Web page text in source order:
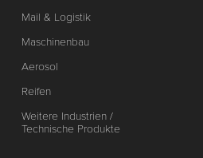
Mail & Logistik
Maschinenbau
Aerosol
Reifen
Weitere Industrien /
Technische Produkte